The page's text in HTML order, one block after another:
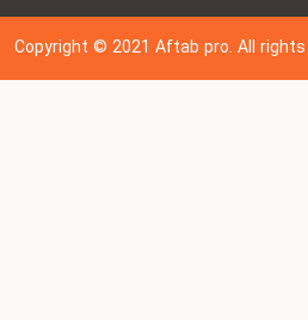
Copyright © 202 1Aftab pro. All